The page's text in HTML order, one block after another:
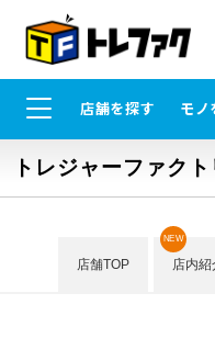
店舗を探す モノ
トレジャーファク
店舗TOP 店内紹
NEW